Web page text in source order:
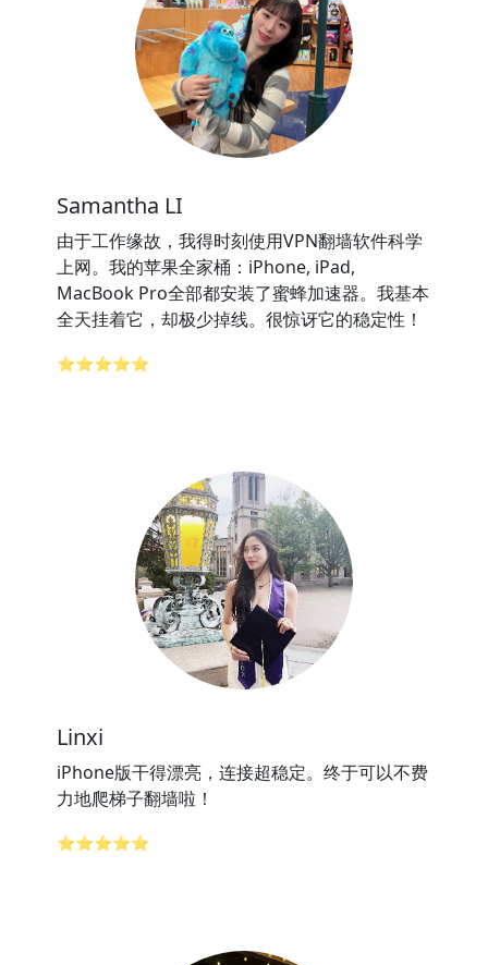
Samantha LI
由于工作缘故，我得时刻使用VPN翻墙软件科学
上网。我的苹果全家桶：iPhone, iPad,
MacBook Pro全部都安装了蜜蜂加速器。我基本
全天挂着它，却极少掉线。很惊讶它的稳定性！
⭐⭐⭐⭐⭐
Linxi
iPhone版干得漂亮，连接超稳定。终于可以不费
力地爬梯子翻墙啦！
⭐⭐⭐⭐⭐